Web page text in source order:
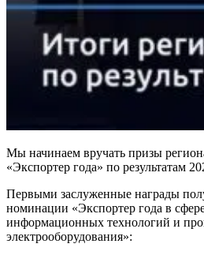
Мы начинаем вручать призы
«Экспортер года» по результатам
Первыми заслуженные награды
номинации «Экспортер года в
информационных технологий и
электрооборудования»: